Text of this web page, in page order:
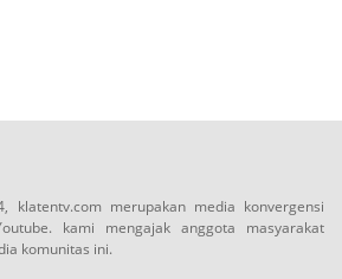
klatentv.com merupakan media konvergensi
kami mengajak anggota masyarakat
komunitas ini.